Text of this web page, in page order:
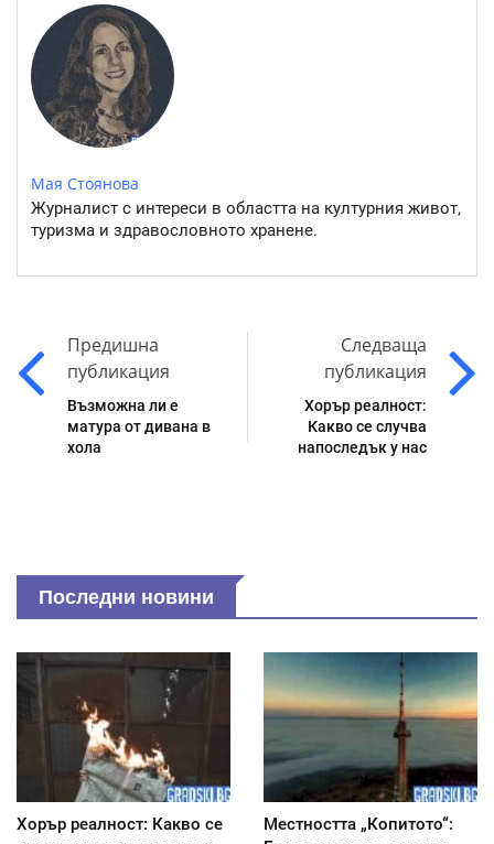
Мая Стоянова
Журналист с интереси в областта на културния живот,
туризма и здравословното хранене.
Предишна
публикация
Възможна ли е
матура от дивана в
хола
Следваща
публикация
Хорър реалност:
Какво се случва
напоследък у нас
Последни новини
Хорър реалност: Какво се
Местността „Копитото“: